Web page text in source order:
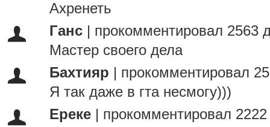
Ахренеть
Ганс
прокомментировал 2563
Мастер своего дела
Бахтияр
прокомментировал
Я так даже в гта несмогу)))
Ереке
прокомментировал